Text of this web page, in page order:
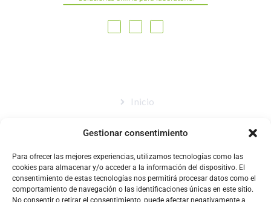
Gestionar consentimiento
Para ofrecer las mejores experiencias, utilizamos tecnologías como las
cookies para almacenar y/o acceder a la información del dispositivo. El
consentimiento de estas tecnologías nos permitirá procesar datos como el
comportamiento de navegación o las identificaciones únicas en este sitio.
No consentir o retirar el consentimiento, puede afectar negativamente a
Inicio
Catálogo
Blog